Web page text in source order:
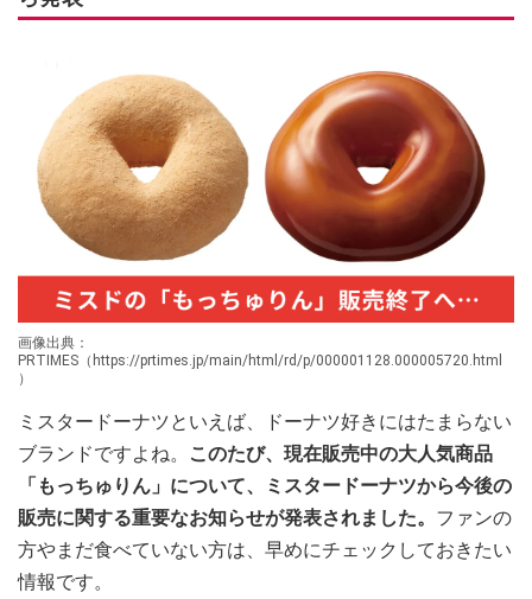
画像出典：
PRTIMES（https://prtimes.jp/main/html/rd/p/000001128.000005720.html
）
ミスタードーナツといえば、ドーナツ好きにはたまらない
ブランドですよね。
このたび、現在販売中の大人気商品
「もっちゅりん」について、ミスタードーナツから今後の
販売に関する重要なお知らせが発表されました。 ファンの
方やまだ食べていない方は、早めにチェックしておきたい
情報です。